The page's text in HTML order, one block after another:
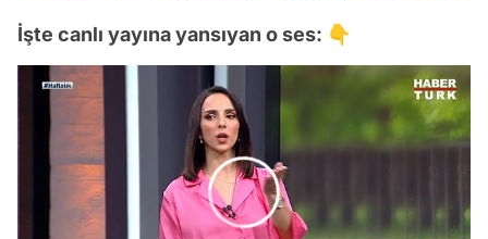
İşte canlı yayına yansıyan o ses: 👇